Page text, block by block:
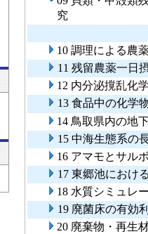
究
10 調理による農
11 残留農薬一日
12 内分泌撹乱化
13 食品中の化学
14 鳥取県内の地
15 中海生態系の
16 アマモとサル
17 東郷池におけ
18 水質シミュレ
19 廃菌床の有効
20 廃棄物・再生